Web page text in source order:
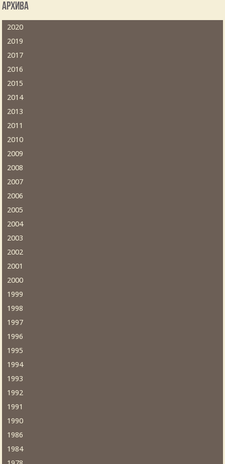
Архива
2020
2019
2017
2016
2015
2014
2013
2011
2010
2009
2008
2007
2006
2005
2004
2003
2002
2001
2000
1999
1998
1997
1996
1995
1994
1993
1992
1991
1990
1986
1984